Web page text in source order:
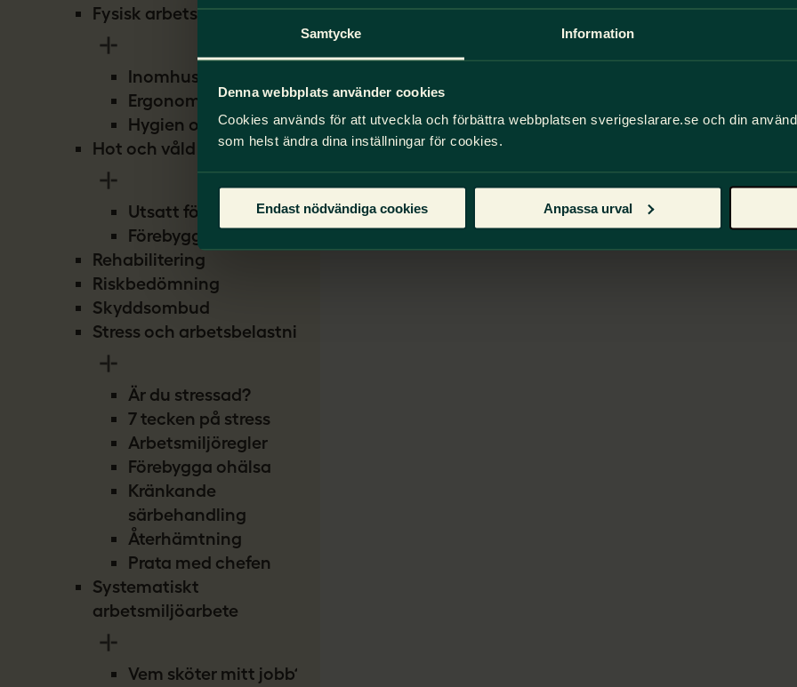
Samtycke Information
Denna webbplats använder cookies
Cookies används för att utveckla och förbättra webbplatsen sverigeslarare.se och din
som helst ändra dina inställningar för cookies.
Endast nödvändiga cookies Anpassa urval
Fysisk arbetsmiljö
Inomhusmiljö
Ergonomi
Hygien och smitta
Hot och våld
Utsatt för hot
Förebygg hot
Rehabilitering
Riskbedömning
Skyddsombud
Stress och arbetsbelastning
Är du stressad?
7 tecken på stress
Arbetsmiljöregler
Förebygga ohälsa
Kränkande
särbehandling
Återhämtning
Prata med chefen
Systematiskt
arbetsmiljöarbete
Vem sköter mitt jobb?